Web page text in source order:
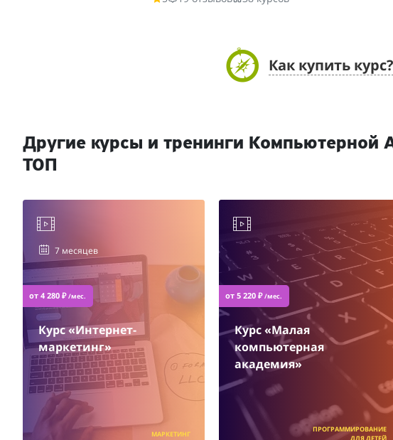
Как купить курс?
Другие курсы и тренинги Компьютерной
ТОП
от 4 280 ₽/мес.
Курс «Интернет-
маркетинг»
7 месяцев
МАРКЕТИНГ
от 5 220 ₽/мес.
Курс «Малая
компьютерная
академия»
ПРОГРАММИРОВАНИЕ